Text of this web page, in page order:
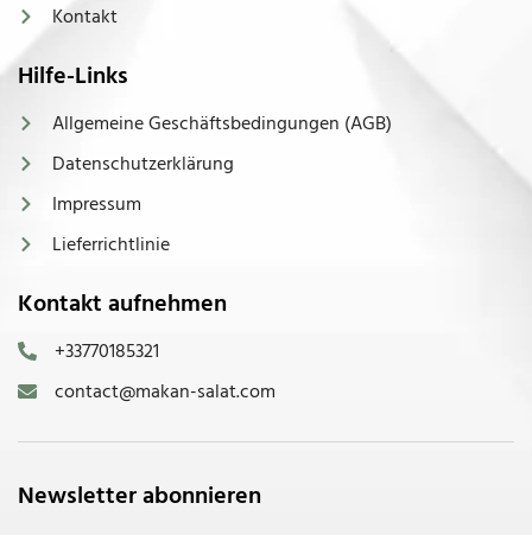
Kontakt
Hilfe-Links
Allgemeine Geschäftsbedingungen (AGB)
Datenschutzerklärung
Impressum
Lieferrichtlinie
Kontakt aufnehmen
+33770185321
contact@makan-salat.com
Newsletter abonnieren